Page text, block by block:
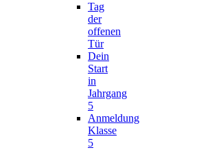
Tag
der
offenen
Tür
Dein
Start
in
Jahrgang
5
Anmeldung
Klasse
5